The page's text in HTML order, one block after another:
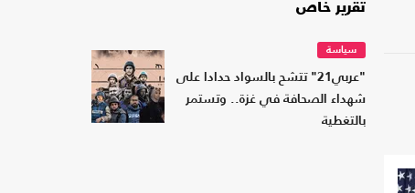
تقرير خاص
سياسة
"عربي21" تتشح بالسواد حدادا على
شهداء الصحافة في غزة.. وتستمر
بالتغطية